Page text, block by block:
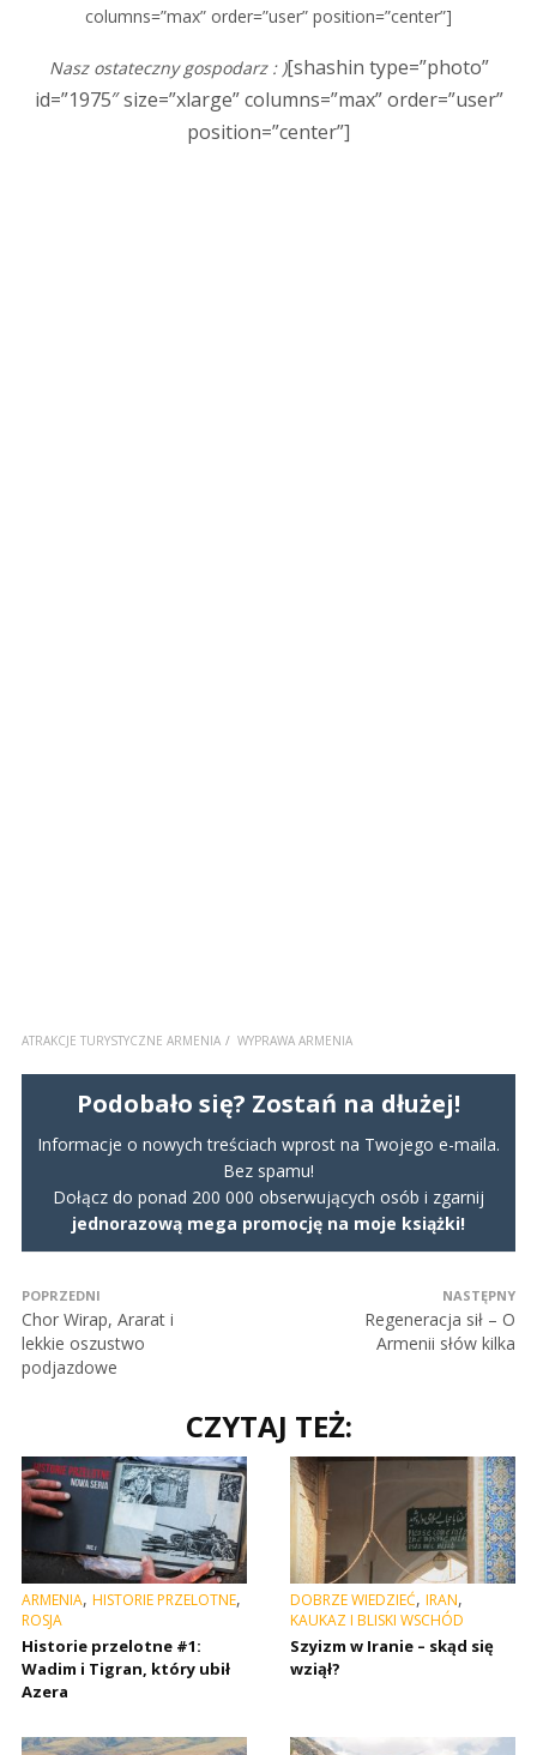
columns=”max” order=”user” position=”center”]
Nasz ostateczny gospodarz : )[shashin type=”photo”
id=”1975″ size=”xlarge” columns=”max” order=”user”
position=”center”]
ATRAKCJE TURYSTYCZNE ARMENIA WYPRAWA ARMENIA
Podobało się? Zostań na dłużej!
Informacje o nowych treściach wprost na Twojego e-maila.
Bez spamu!
Dołącz do ponad 200 000 obserwujących osób i zgarnij
jednorazową mega promocję na moje książki!
POPRZEDNI
Chor Wirap, Ararat i
lekkie oszustwo
podjazdowe
NASTĘPNY
Regeneracja sił – O
Armenii słów kilka
CZYTAJ TEŻ:
ARMENIA, HISTORIE PRZELOTNE,
ROSJA
Historie przelotne #1:
Wadim i Tigran, który ubił
Azera
DOBRZE WIEDZIEĆ, IRAN,
KAUKAZ I BLISKI WSCHÓD
Szyizm w Iranie – skąd się
wziął?